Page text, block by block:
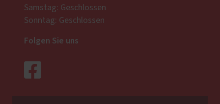
Samstag: Geschlossen
Sonntag: Geschlossen
Folgen Sie uns